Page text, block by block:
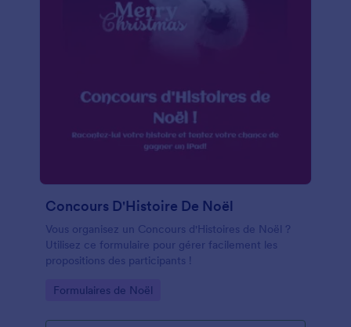
Concours D'Histoire De Noël
Vous organisez un Concours d'Histoires de Noël ?
Utilisez ce formulaire pour gérer facilement les
propositions des participants !
Go to Category:
Formulaires de Noël